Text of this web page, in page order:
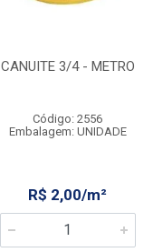
CANUITE 3/4 - METRO
Código: 2556
Embalagem: UNIDADE
R$ 2,00/m²